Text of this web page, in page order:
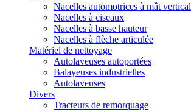
Nacelles automotrices à mât vertical
Nacelles à ciseaux
Nacelles à basse hauteur
Nacelles à flèche articulée
Matériel de nettoyage
Autolaveuses autoportées
Balayeuses industrielles
Autolaveuses
Divers
Tracteurs de remorquage